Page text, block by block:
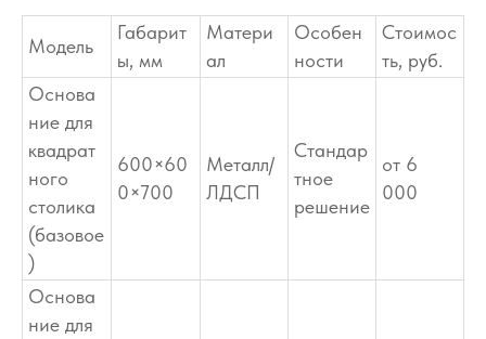
Модель
Габарит
ы, мм
Матери
ал
Особен
ности
Стоимос
ть, руб.
Основа
ние для
квадрат
ного
столика
(базовое
)
600×60
0×700
Металл/
ЛДСП
Стандар
тное
решение
от 6
000
Основа
ние для